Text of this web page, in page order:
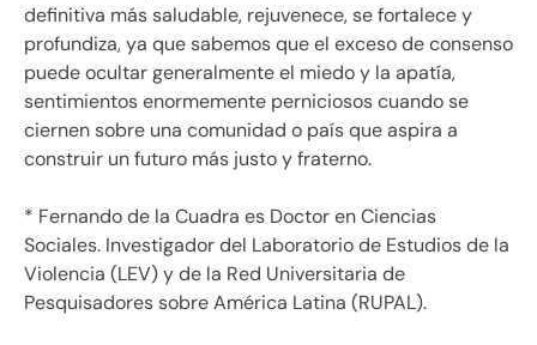
definitiva más saludable, rejuvenece, se fortalece y
profundiza, ya que sabemos que el exceso de consenso
puede ocultar generalmente el miedo y la apatía,
sentimientos enormemente perniciosos cuando se
ciernen sobre una comunidad o país que aspira a
construir un futuro más justo y fraterno.
* Fernando de la Cuadra es Doctor en Ciencias
Sociales. Investigador del Laboratorio de Estudios de la
Violencia (LEV) y de la Red Universitaria de
Pesquisadores sobre América Latina (RUPAL).